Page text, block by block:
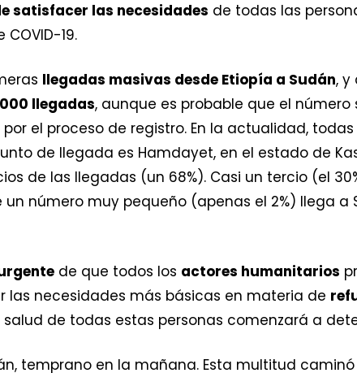
satisfacer las necesidades de todas las
19.
llegadas masivas desde Etiopía a Sudán, y
llegadas, aunque es probable que el
el proceso de registro. En la actualidad,
de llegada es Hamdayet, en el estado de
de las llegadas (un 68%). Casi un tercio (el
número muy pequeño (apenas el 2%) llega a
de que todos los actores humanitarios
necesidades más básicas en materia de
salud de todas estas personas comenzará a